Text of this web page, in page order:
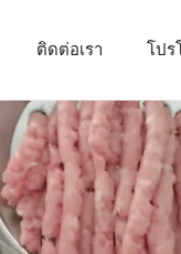
ติดต่อเรา โปร